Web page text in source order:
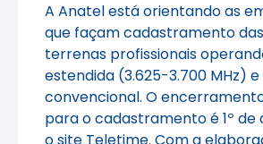
A Anatel está orientando as
que façam cadastramento
terrenas profissionais
estendida (3.625-3.700 MHz) e
convencional. O
para o cadastramento é 1º de